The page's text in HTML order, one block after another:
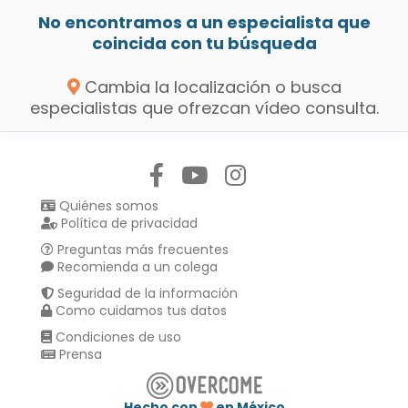
No encontramos a un especialista que
coincida con tu búsqueda
Cambia la localización o busca
especialistas que ofrezcan vídeo consulta.
Quiénes somos
Política de privacidad
Preguntas más frecuentes
Recomienda a un colega
Seguridad de la información
Como cuidamos tus datos
Condiciones de uso
Prensa